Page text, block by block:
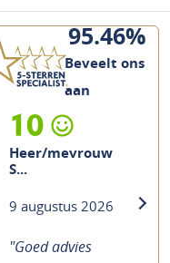
95.46%
Beveelt ons
aan
10
Heer/mevrouw
S...
9 augustus 2026
"Goed advies
previous next